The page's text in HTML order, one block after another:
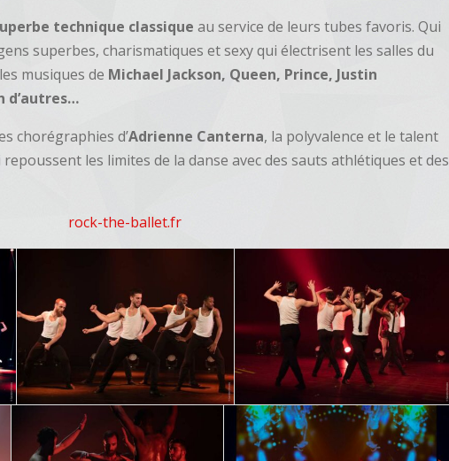
technique classique au service de leurs tubes favoris. Qui
superbes, charismatiques et sexy qui électrisent les salles du
musiques de Michael Jackson, Queen, Prince, Justin
d’autres…
chorégraphies d’Adrienne Canterna, la polyvalence et le talent
les limites de la danse avec des sauts athlétiques et des
rock-the-ballet.fr